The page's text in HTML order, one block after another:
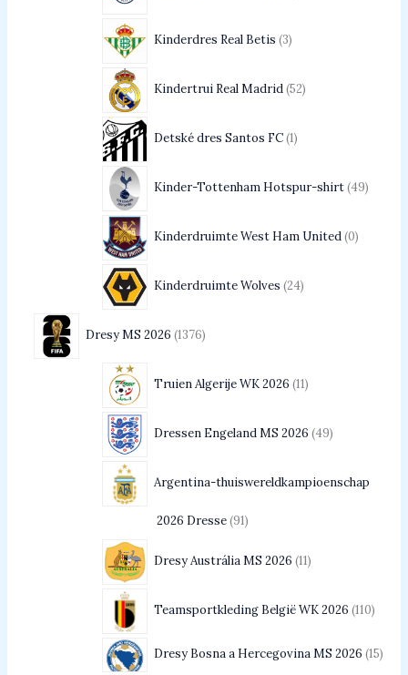
Kinderdres Real Betis 3
Kindertrui Real Madrid 52
Detské dres Santos FC 1
Kinder-Tottenham Hotspur-shirt 49
Kinderdruimte West Ham United 0
Kinderdruimte Wolves 24
Dresy MS 2026 1376
Truien Algerije WK 2026 11
Dressen Engeland MS 2026 49
Argentina-thuiswereldkampioenschap
2026 Dresse 91
Dresy Austrália MS 2026 11
Teamsportkleding België WK 2026 110
Dresy Bosna a Hercegovina MS 2026 15